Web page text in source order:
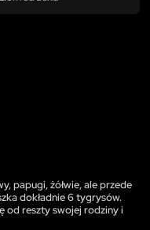
papugi, żółwie, ale przede
dokładnie 6 tygrysów.
od reszty swojej rodziny i